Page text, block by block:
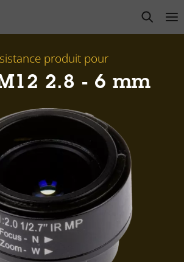
open
produit pour
2.8 - 6 mm